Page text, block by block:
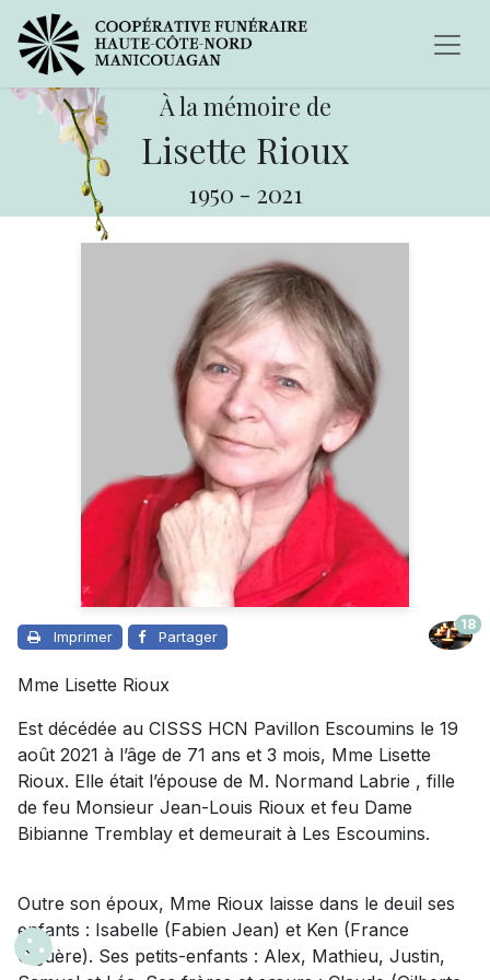
À la mémoire de
Lisette Rioux
1950 - 2021
Imprimer Partager
18
Mme Lisette Rioux
Est décédée au CISSS HCN Pavillon Escoumins le 19
août 2021 à l’âge de 71 ans et 3 mois, Mme Lisette
Rioux. Elle était l’épouse de M. Normand Labrie , fille
de feu Monsieur Jean-Louis Rioux et feu Dame
Bibianne Tremblay et demeurait à Les Escoumins.
Outre son époux, Mme Rioux laisse dans le deuil ses
enfants : Isabelle (Fabien Jean) et Ken (France
Giguère). Ses petits-enfants : Alex, Mathieu, Justin,